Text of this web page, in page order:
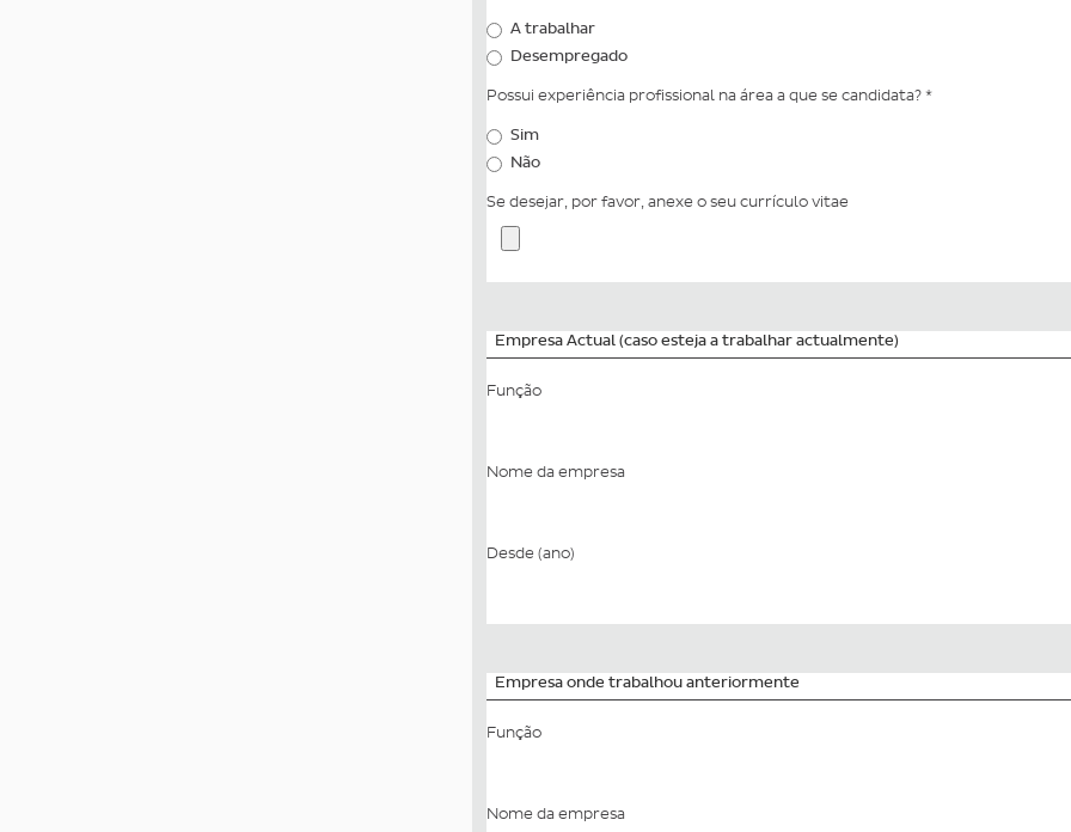
A trabalhar
Desempregado
Possui experiência profissional na área a que se candidata? *
Sim
Não
Se desejar, por favor, anexe o seu currículo vitae
Empresa Actual (caso esteja a trabalhar actualmente)
Função
Nome da empresa
Desde (ano)
Empresa onde trabalhou anteriormente
Função
Nome da empresa